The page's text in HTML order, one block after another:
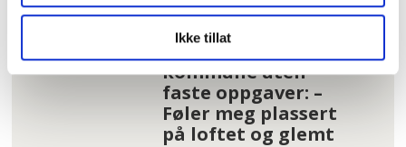
Ikke tillat
Hundrevis av
ansatte i Oslo
kommune uten
faste oppgaver: –
Føler meg plassert
på loftet og glemt